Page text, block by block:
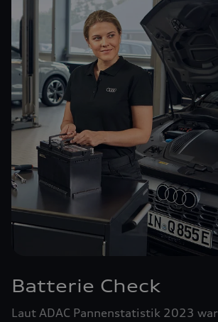
Batterie Check
Laut ADAC Pannenstatistik 2023